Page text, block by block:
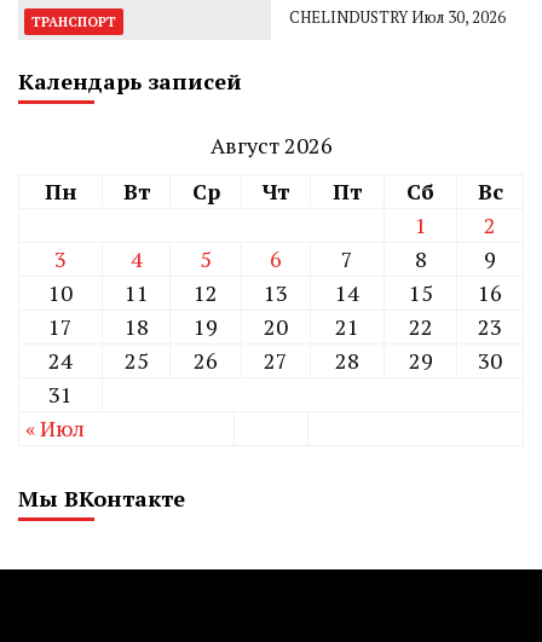
ТРАНСПОРТ CHELINDUSTRYИюл 30, 2026
Календарь записей
Август 2026
Пн
Вт Ср Чт Пт Сб
Вс
1
2
3
4 5 6 7 8
9
10
11 12 13 14 15
16
17
18 19 20 21 22
23
24
25 26 27 28 29
30
31
« Июл
Мы ВКонтакте